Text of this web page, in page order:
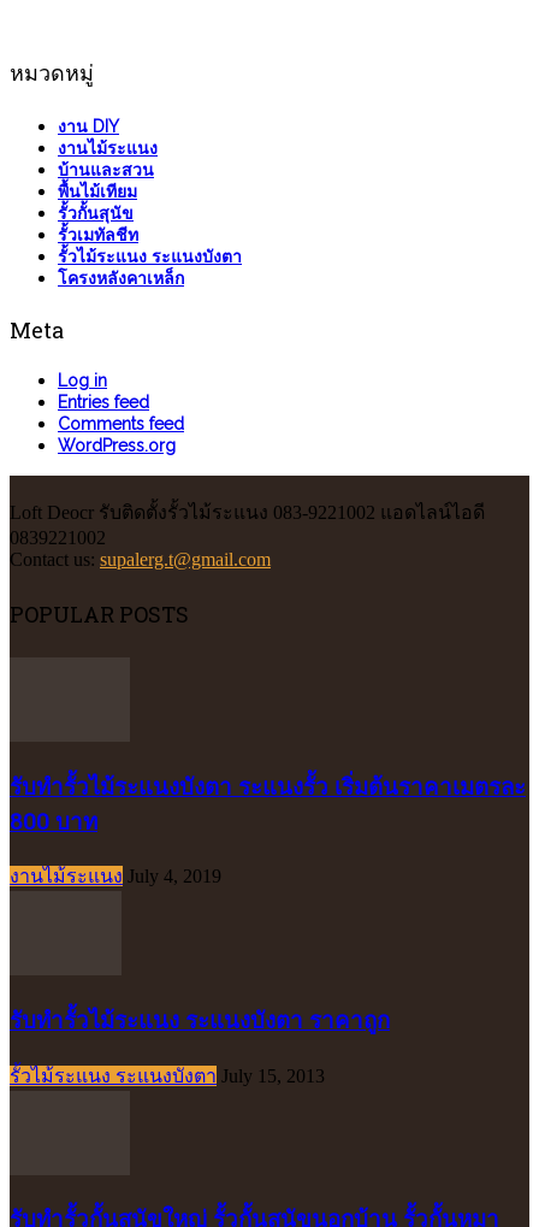
หมวดหมู่
งาน DIY
งานไม้ระแนง
บ้านและสวน
พื้นไม้เทียม
รั้วกั้นสุนัข
รั้วเมทัลชีท
รั้วไม้ระแนง ระแนงบังตา
โครงหลังคาเหล็ก
Meta
Log in
Entries feed
Comments feed
WordPress.org
Loft Deocr รับติดตั้งรั้วไม้ระแนง 083-9221002 แอดไลน์ไอดี
0839221002
Contact us: supalerg.t@gmail.com
POPULAR POSTS
รับทำรั้วไม้ระแนงบังตา ระแนงรั้ว เริ่มต้นราคาเมตรละ
800 บาท
งานไม้ระแนง July 4, 2019
รับทำรั้วไม้ระแนง ระแนงบังตา ราคาถูก
รั้วไม้ระแนง ระแนงบังตา July 15, 2013
รับทำรั้วกั้นสุนัขใหญ่ รั้วกั้นสุนัขนอกบ้าน รั้วกั้นหมา